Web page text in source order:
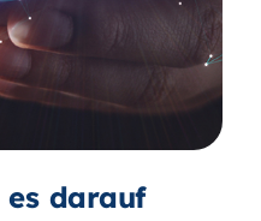
es darauf